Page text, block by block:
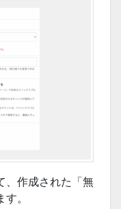
、作成された「無
。